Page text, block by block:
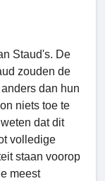
Staud's. De
zouden de
dan hun
niets toe te
dat dit
volledige
staan voorop
meest